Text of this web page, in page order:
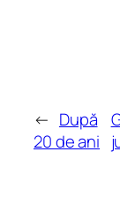
← După
20 de ani